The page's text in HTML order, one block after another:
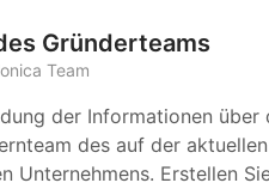
Gründerteams
Team
der Informationen über
des auf der aktuellen
Unternehmens. Erstellen